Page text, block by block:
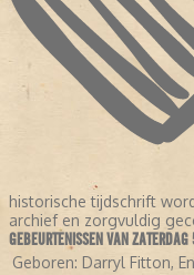
historische tijdschrift
archief en zorgvuldig
GEBEURTENISSEN VAN
Geboren: Darryl Fitton,